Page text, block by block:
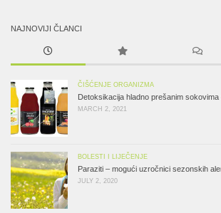
NAJNOVIJI ČLANCI
ČIŠĆENJE ORGANIZMA
Detoksikacija hladno prešanim
MARCH 2, 2021
BOLESTI I LIJEČENJE
Paraziti – mogući uzročnici sezonskih
JULY 2, 2020